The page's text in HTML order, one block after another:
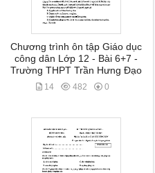
Chương trình ôn tập Giáo dục
công dân Lớp 12 - Bài 6+7 -
Trường THPT Trần Hưng Đạo
14 482 0